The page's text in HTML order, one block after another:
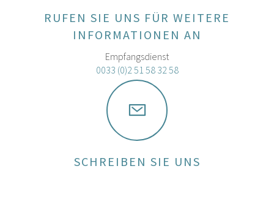
RUFEN SIE UNS FÜR WEITERE
INFORMATIONEN AN
Empfangsdienst
0033 (0)2 51 58 32 58
SCHREIBEN SIE UNS